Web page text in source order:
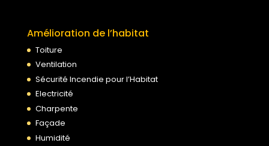
Amélioration de l’habitat
Toiture
Ventilation
Sécurité Incendie pour l’Habitat
Electricité
Charpente
Façade
Humidité